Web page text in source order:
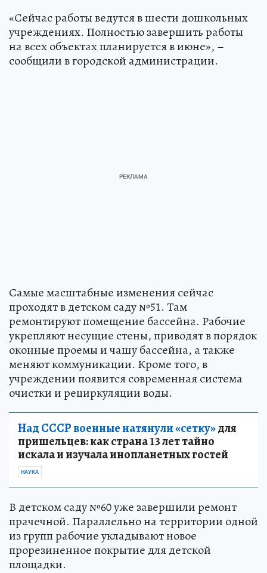
«Сейчас работы ведутся в шести дошкольных
учреждениях. Полностью завершить работы
на всех объектах планируется в июне», –
сообщили в городской администрации.
Самые масштабные изменения сейчас
проходят в детском саду №51. Там
ремонтируют помещение бассейна. Рабочие
укрепляют несущие стены, приводят в порядок
оконные проемы и чашу бассейна, а также
меняют коммуникации. Кроме того, в
учреждении появится современная система
очистки и рециркуляции воды.
Над СССР военные натянули «сетку»для
пришельцев: как страна 13 лет тайно
искала и изучала инопланетных гостей
НАУКА
В детском саду №60 уже завершили ремонт
прачечной. Параллельно на территории одной
из групп рабочие укладывают новое
прорезиненное покрытие для детской
площадки.